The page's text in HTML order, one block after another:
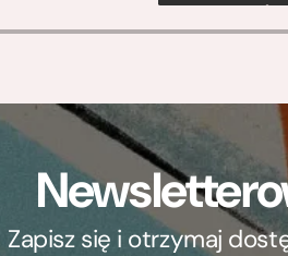
Zapisz się i otrzymaj